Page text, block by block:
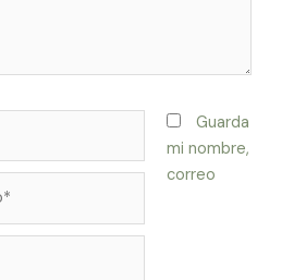
Guarda
mi nombre,
correo